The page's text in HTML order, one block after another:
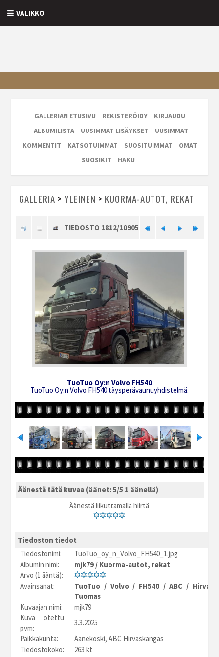
VALIKKO
GALLERIAN ETUSIVU REKISTERÖIDY
KIRJAUDU
ALBUMILISTA
UUSIMMAT LISÄYKSET
UUSIMMAT
KOMMENTIT
KATSOTUIMMAT SUOSITUIMMAT
OMAT
SUOSIKIT
HAKU
GALLERIA > YLEINEN > KUORMA-AUTOT, REKAT
TIEDOSTO 1812/10905
TuoTuo Oy:n Volvo FH540
TuoTuo Oy:n Volvo FH540 täysperävaunuyhdistelmä.
Äänestä tätä kuvaa (äänet: 5/5 1 äänellä)
Äänestä liikuttamalla hiirtä
Tiedoston tiedot
Tiedostonimi:
TuoTuo_oy_n_Volvo_FH540_1.jpg
Albumin nimi:
mjk79 / Kuorma-autot, rekat
Arvo (1 ääntä):
Avainsanat:
TuoTuo / Volvo/ FH540 /ABC /
Tuomas
Kuvaajan nimi:
mjk79
Kuva otettu
pvm:
3.3.2025
Paikkakunta:
Äänekoski, ABC Hirvaskangas
Tiedostokoko:
263 kt